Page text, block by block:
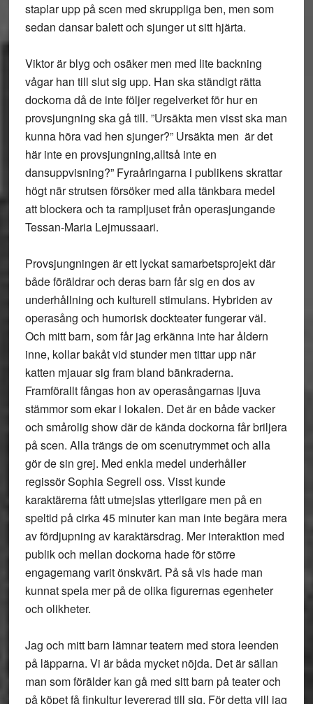
staplar upp på scen med skruppliga ben, men som
sedan dansar balett och sjunger ut sitt hjärta.
Viktor är blyg och osäker men med lite backning
vågar han till slut sig upp. Han ska ständigt rätta
dockorna då de inte följer regelverket för hur en
provsjungning ska gå till. ”Ursäkta men visst ska man
kunna höra vad hen sjunger?” Ursäkta men är det
här inte en provsjungning,alltså inte en
dansuppvisning?” Fyraåringarna i publikens skrattar
högt när strutsen försöker med alla tänkbara medel
att blockera och ta rampljuset från operasjungande
Tessan-Maria Lejmussaari.
Provsjungningen är ett lyckat samarbetsprojekt där
både föräldrar och deras barn får sig en dos av
underhållning och kulturell stimulans. Hybriden av
operasång och humorisk dockteater fungerar väl.
Och mitt barn, som får jag erkänna inte har åldern
inne, kollar bakåt vid stunder men tittar upp när
katten mjauar sig fram bland bänkraderna.
Framförallt fångas hon av operasångarnas ljuva
stämmor som ekar i lokalen. Det är en både vacker
och smårolig show där de kända dockorna får briljera
på scen. Alla trängs de om scenutrymmet och alla
gör de sin grej. Med enkla medel underhåller
regissör Sophia Segrell oss. Visst kunde
karaktärerna fått utmejslas ytterligare men på en
speltid på cirka 45 minuter kan man inte begära mera
av fördjupning av karaktärsdrag. Mer interaktion med
publik och mellan dockorna hade för större
engagemang varit önskvärt. På så vis hade man
kunnat spela mer på de olika figurernas egenheter
och olikheter.
Jag och mitt barn lämnar teatern med stora leenden
på läpparna. Vi är båda mycket nöjda. Det är sällan
man som förälder kan gå med sitt barn på teater och
på köpet få finkultur levererad till sig. För detta vill jag